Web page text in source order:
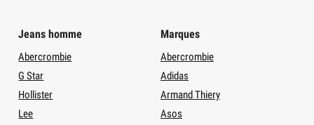
Jeans homme
Abercrombie
G Star
Hollister
Lee
Marques
Abercrombie
Adidas
Armand Thiery
Asos